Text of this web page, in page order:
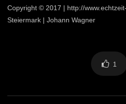
Copyright © 2017 | http://
Steiermark | Johann Wagner
1